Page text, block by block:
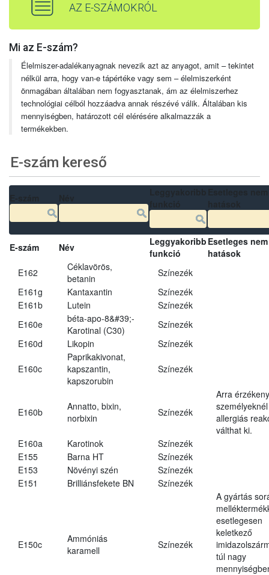
AZ E-SZÁMOKRÓL
Mi az E-szám?
Élelmiszer-adalékanyagnak nevezik azt az anyagot, amit – tekintet
nélkül arra, hogy van-e tápértéke vagy sem – élelmiszerként
önmagában általában nem fogyasztanak, ám az élelmiszerhez
technológiai célból hozzáadva annak részévé válik. Általában kis
mennyiségben, határozott cél elérésére alkalmazzák a
termékekben.
E-szám kereső
E-szám Név
Leggyakoribb
funkció
Esetleges
hatások
E162
Céklavörös,
betanin
Színezék
E161g
Kantaxantin
Színezék
E161b
Lutein
Színezék
E160e
béta-apo-8&#39;-
Karotinal (C30)
Színezék
E160d
Likopin Színezék
E160c
Paprikakivonat,
kapszantin,
kapszorubin
Színezék
E160b
Annatto, bixin,
norbixin
Színezék
Arra érzékeny
személyeknél
allergiás
válthat ki.
E160a
Karotinok
Színezék
E155
Barna HT
Színezék
E153
Növényi szén
Színezék
E151
Brilliánsfekete BN Színezék
E150c
Ammóniás
karamell
Színezék
A gyártás
esetlegesen
keletkező
túl nagy